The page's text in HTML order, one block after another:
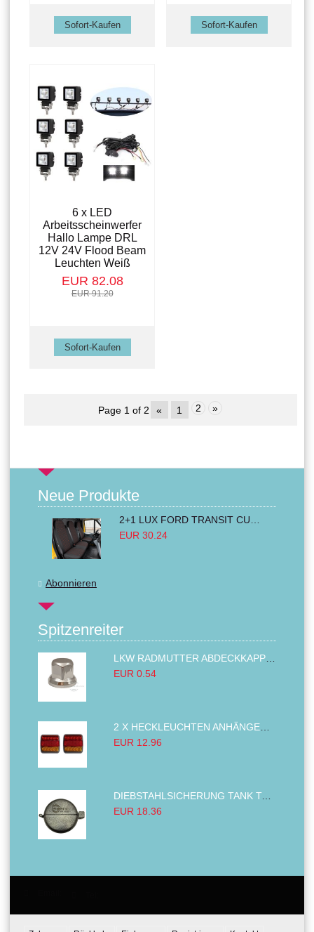
6 x LED
Arbeitsscheinwerfer
Hallo Lampe DRL
12V 24V Flood Beam
Leuchten Weiß
EUR 82.08
EUR 91.20
Page 1 of 2 « 1 2 »
Neue Produkte
EUR 30.24
Abonnieren
Spitzenreiter
EUR 0.54
EUR 12.96
DIEBSTAHLSICHERUNG TANK TANKDECKEL DIESELTANK KRAFTSTOFFTANKDECKEL VERRIEGELUNG PASSEND FÜR LKW PKW TRAKTOREN BAGGER 80MM
EUR 18.36